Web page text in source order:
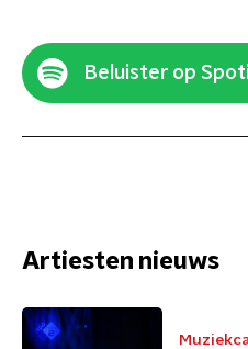
Beluister op
Artiesten nieuws